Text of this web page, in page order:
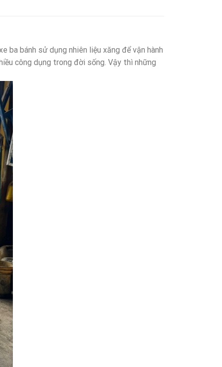
ba bánh sử dụng nhiên liệu xăng để vận hành
công dụng trong đời sống. Vậy thì những